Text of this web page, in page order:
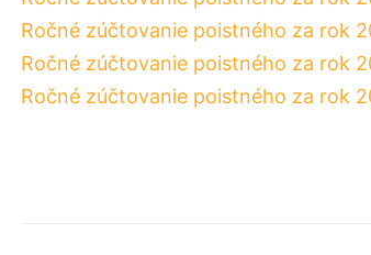
Ročné zúčtovanie poistného za rok
Ročné zúčtovanie poistného za rok
Ročné zúčtovanie poistného za rok